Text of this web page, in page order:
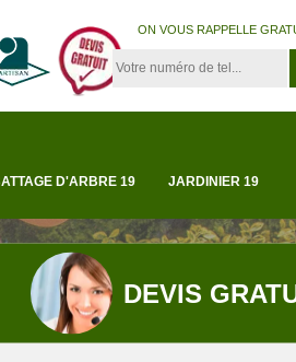
ON VOUS RAPPELLE
D'ARBRE 19 JARDINIER 19
DEVIS